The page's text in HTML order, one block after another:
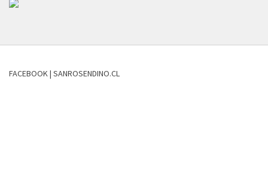
FACEBOOK | SANROSENDINO.CL